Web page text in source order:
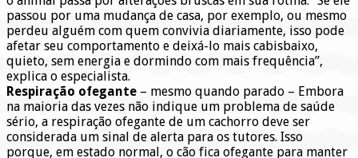
passou por uma mudança de casa, por exemplo, ou mesmo
perdeu alguém com quem convivia diariamente, isso pode
afetar seu comportamento e deixá-lo mais cabisbaixo,
quieto, sem energia e dormindo com mais frequência”,
explica o especialista.
Respiração ofegante – mesmo quando parado – Embora
na maioria das vezes não indique um problema de saúde
sério, a respiração ofegante de um cachorro deve ser
considerada um sinal de alerta para os tutores. Isso
porque, em estado normal, o cão fica ofegante para manter